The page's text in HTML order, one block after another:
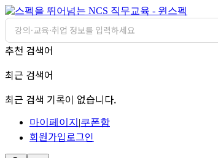
추천 검색어
최근 검색어
최근 검색 기록이 없습니다.
마이페이지 |쿠폰함
회원가입로그인